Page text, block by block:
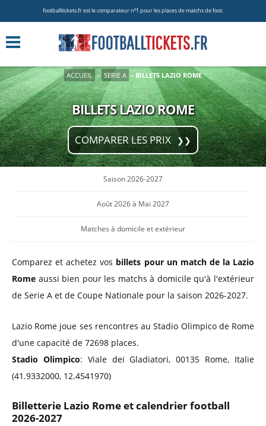
footballtickets.fr est le comparateur nº1 pour les places de matchs de foot.
ACCUEIL » SERIE A » BILLETS LAZIO ROME
BILLETS LAZIO ROME
COMPARER LES PRIX
Saison 2026-2027
Août 2026 à Mai 2027
Matches à domicile et extérieur
Comparez et achetez vos billets pour un match de la Lazio
Rome aussi bien pour les matchs à domicile qu'à l'extérieur
de Serie A et de Coupe Nationale pour la saison 2026-2027.
Lazio Rome joue ses rencontres au Stadio Olimpico de Rome
d'une capacité de 72698 places.
Stadio Olimpico: Viale dei Gladiatori, 00135 Rome, Italie
(41.9332000, 12.4541970)
Billetterie Lazio Rome et calendrier football
2026-2027